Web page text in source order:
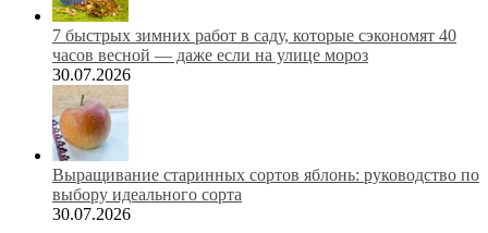
7 быстрых зимних работ в саду, которые сэкономят 40
часов весной — даже если на улице мороз
30.07.2026
Выращивание старинных сортов яблонь: руководство по
выбору идеального сорта
30.07.2026